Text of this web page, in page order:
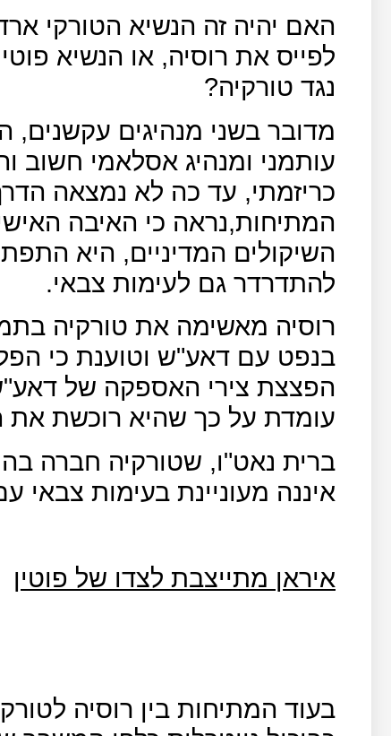
האם יהיה זה הנשיא הטורקי
לפייס את רוסיה, או הנשיא
נגד טורקיה?
מדובר בשני מנהיגים עקשנים,
עותמני ומנהיג אסלאמי חשוב
כריזמתי, עד כה לא נמצאה
המתיחות,נראה כי האיבה
השיקולים המדיניים, היא
להתדרדר גם לעימות צבאי.
רוסיה מאשימה את טורקיה
בנפט עם דאע"ש וטוענת כי
הפצצת צירי האספקה של
עומדת על כך שהיא רוכשת את
ברית נאט"ו, שטורקיה חברה
איננה מעוניינת בעימות צבאי
איראן מתייצבת לצדו של פוטין
בעוד המתיחות בין רוסיה